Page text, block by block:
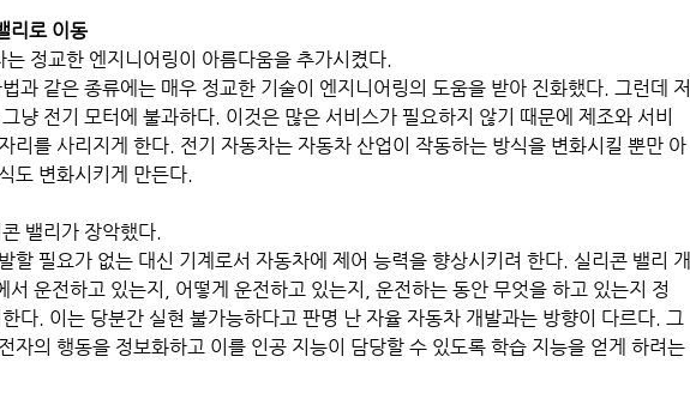
리로 이동
는 정교한 엔지니어링이 아름다움을 추가시켰다.
과 같은 종류에는 매우 정교한 기술이 엔지니어링의 도움을 받아 진화했다. 그런데 저
냥 전기 모터에 불과하다. 이것은 많은 서비스가 필요하지 않기 때문에 제조와 서비
리를 사리지게 한다. 전기 자동차는 자동차 산업이 작동하는 방식을 변화시킬 뿐만 아
도 변화시키게 만든다.
밸리가 장악했다.
할 필요가 없는 대신 기계로서 자동차에 제어 능력을 향상시키려 한다. 실리콘 밸리 개
서 운전하고 있는지, 어떻게 운전하고 있는지, 운전하는 동안 무엇을 하고 있는지 정
다. 이는 당분간 실현 불가능하다고 판명 난 자율 자동차 개발과는 방향이 다르다. 그
자의 행동을 정보화하고 이를 인공 지능이 담당할 수 있도록 학습 지능을 얻게 하려는